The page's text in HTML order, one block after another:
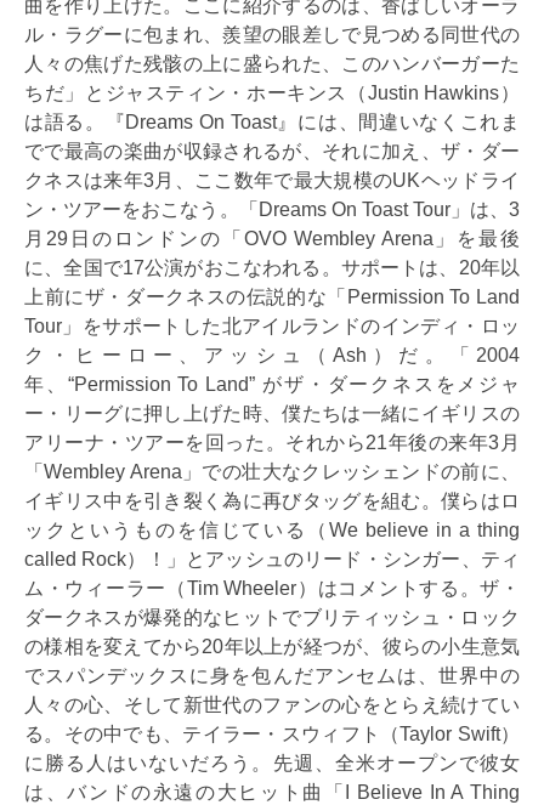
曲を作り上げた。ここに紹介するのは、香ばしいオーラ
ル・ラグーに包まれ、羨望の眼差しで見つめる同世代の
人々の焦げた残骸の上に盛られた、このハンバーガーた
ちだ」とジャスティン・ホーキンス（Justin Hawkins）
は語る。『Dreams On Toast』には、間違いなくこれま
でで最高の楽曲が収録されるが、それに加え、ザ・ダー
クネスは来年3月、ここ数年で最大規模のUKヘッドライ
ン・ツアーをおこなう。「Dreams On Toast Tour」は、3
月29日のロンドンの「OVO Wembley Arena」を最後
に、全国で17公演がおこなわれる。サポートは、20年以
上前にザ・ダークネスの伝説的な「Permission To Land
Tour」をサポートした北アイルランドのインディ・ロッ
ク・ヒーロー、アッシュ（Ash）だ。「2004
年、“Permission To Land” がザ・ダークネスをメジャ
ー・リーグに押し上げた時、僕たちは一緒にイギリスの
アリーナ・ツアーを回った。それから21年後の来年3月
「Wembley Arena」での壮大なクレッシェンドの前に、
イギリス中を引き裂く為に再びタッグを組む。僕らはロ
ックというものを信じている（We believe in a thing
called Rock）！」とアッシュのリード・シンガー、ティ
ム・ウィーラー（Tim Wheeler）はコメントする。ザ・
ダークネスが爆発的なヒットでブリティッシュ・ロック
の様相を変えてから20年以上が経つが、彼らの小生意気
でスパンデックスに身を包んだアンセムは、世界中の
人々の心、そして新世代のファンの心をとらえ続けてい
る。その中でも、テイラー・スウィフト（Taylor Swift）
に勝る人はいないだろう。先週、全米オープンで彼女
は、バンドの永遠の大ヒット曲「I Believe In A Thing